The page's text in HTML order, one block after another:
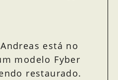
está no
modelo Fyber
restaurado.